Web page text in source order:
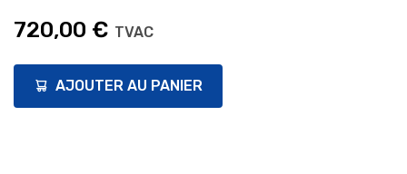
720,00 € TVAC
AJOUTER AU PANIER